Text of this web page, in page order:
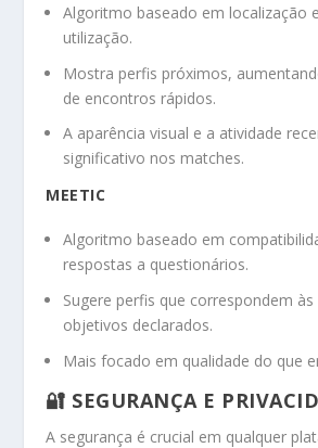
Algoritmo baseado em localização
utilização.
Mostra perfis próximos,
de encontros rápidos.
A aparência visual e a atividade
significativo nos matches.
MEETIC
Algoritmo baseado em
respostas a questionários.
Sugere perfis que correspondem
objetivos declarados.
Mais focado em qualidade do que
🔐 SEGURANÇA E
A segurança é crucial em qualquer